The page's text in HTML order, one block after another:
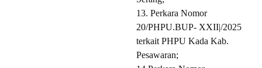
13. Perkara Nomor
20/PHPU.BUP- XXII|/2025
terkait PHPU Kada Kab.
Pesawaran;